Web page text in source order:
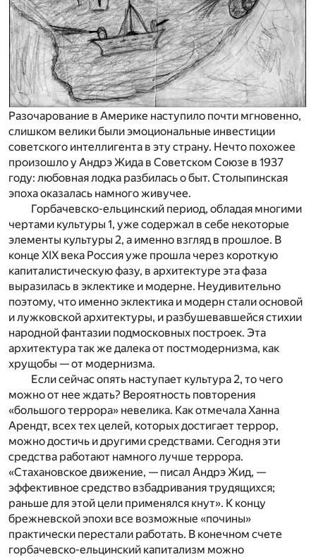
Разочарование в Америке наступило почти мгновенно,
слишком велики были эмоциональные инвестиции
советского интеллигента в эту страну. Нечто похожее
произошло у Андрэ Жида в Советском Союзе в 1937
году: любовная лодка разбилась о быт. Столыпинская
эпоха оказалась намного живучее.
Горбачевско-ельцинский период, обладая многими
чертами культуры 1, уже содержал в себе некоторые
элементы культуры 2, а именно взгляд в прошлое. В
конце XIX века Россия уже прошла через короткую
капиталистическую фазу, в архитектуре эта фаза
выразилась в эклектике и модерне. Неудивительно
поэтому, что именно эклектика и модерн стали основой
и лужковской архитектуры, и разбушевавшейся стихии
народной фантазии подмосковных построек. Эта
архитектура так же далека от постмодернизма, как
хрущобы — от модернизма.
Если сейчас опять наступает культура 2, то чего
можно от нее ждать? Вероятность повторения
«большого террора» невелика. Как отмечала Ханна
Арендт, всех тех целей, которых достигает террор,
можно достичь и другими средствами. Сегодня эти
средства работают намного лучше террора.
«Стахановское движение, — писал Андрэ Жид, —
эффективное средство взбадривания трудящихся;
раньше для этой цели применялся кнут». К концу
брежневской эпохи все возможные «почины»
практически перестали работать. В конечном счете
горбачевско-ельцинский капитализм можно